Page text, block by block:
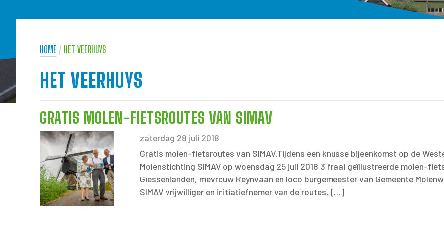
HOME / HET VEERHUYS
HET VEERHUYS
GRATIS MOLEN-FIETSROUTES VAN SIMAV
zaterdag 28 juli 2018
Gratis molen-fietsroutes van SIMAV.Tijdens een knusse bijeenkomst op de
Molenstichting SIMAV op woensdag 25 juli 2018 3 fraai geïllustreerde molen-
Giessenlanden, mevrouw Reynvaan en loco burgemeester van Gemeente
SIMAV vrijwilliger en initiatiefnemer van de routes, […]